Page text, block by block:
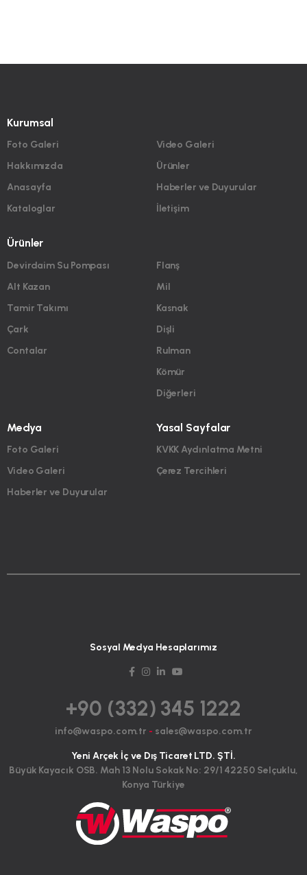
Kurumsal
Foto Galeri
Hakkımızda
Anasayfa
Kataloglar
Video Galeri
Ürünler
Haberler ve Duyurular
İletişim
Ürünler
Devirdaim Su Pompası
Alt Kazan
Tamir Takımı
Çark
Contalar
Flanş
Mil
Kasnak
Dişli
Rulman
Kömür
Diğerleri
Medya
Foto Galeri
Video Galeri
Haberler ve Duyurular
Yasal Sayfalar
KVKK Aydınlatma Metni
Çerez Tercihleri
Sosyal Medya Hesaplarımız
+90 (332) 345 1222
info@waspo.com.tr - sales@waspo.com.tr
Yeni Arçek İç ve Dış Ticaret LTD. ŞTİ.
Büyük Kayacık OSB. Mah 13 Nolu Sokak No: 29/1 42250 Selçuklu,
Konya Türkiye